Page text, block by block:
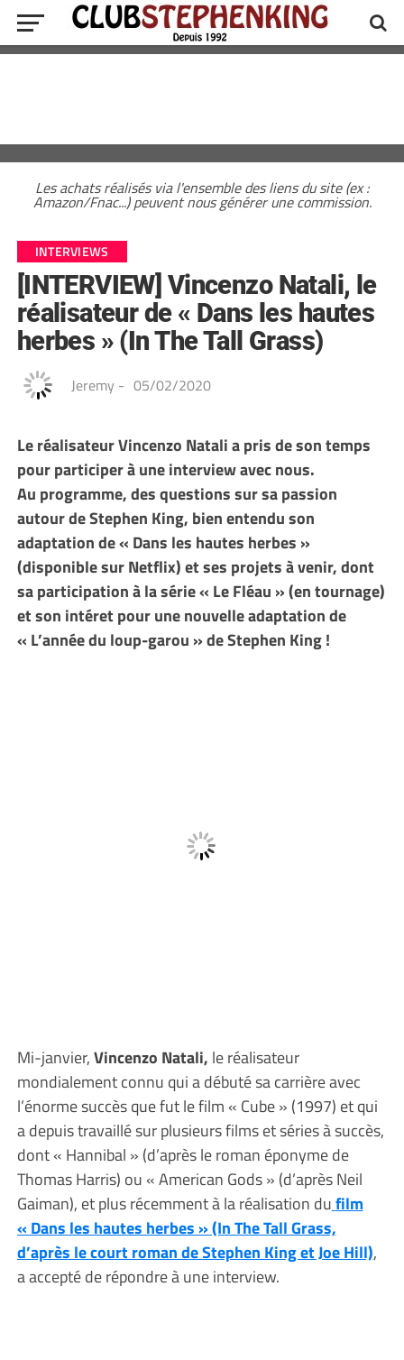
Les achats réalisés via l'ensemble des liens du site (ex :
Amazon/Fnac...) peuvent nous générer une commission.
INTERVIEWS
[INTERVIEW] Vincenzo Natali, le
réalisateur de « Dans les hautes
herbes » (In The Tall Grass)
Jeremy - 05/02/2020
Le réalisateur Vincenzo Natali a pris de son temps
pour participer à une interview avec nous.
Au programme, des questions sur sa passion
autour de Stephen King, bien entendu son
adaptation de « Dans les hautes herbes »
(disponible sur Netflix) et ses projets à venir, dont
sa participation à la série « Le Fléau » (en tournage)
et son intéret pour une nouvelle adaptation de
« L’année du loup-garou » de Stephen King !
Mi-janvier,Vincenzo Natali, le réalisateur
mondialement connu qui a débuté sa carrière avec
l’énorme succès que fut le film « Cube » (1997) et qui
a depuis travaillé sur plusieurs films et séries à succès,
dont « Hannibal » (d’après le roman éponyme de
Thomas Harris) ou « American Gods » (d’après Neil
Gaiman), et plus récemment à la réalisation dufilm
« Dans les hautes herbes » (In The Tall Grass,
d’après le court roman de Stephen King et Joe Hill),
a accepté de répondre à une interview.